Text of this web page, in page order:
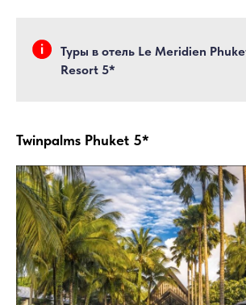
Туры в отель Le Meridien
Resort 5*
Twinpalms Phuket 5*